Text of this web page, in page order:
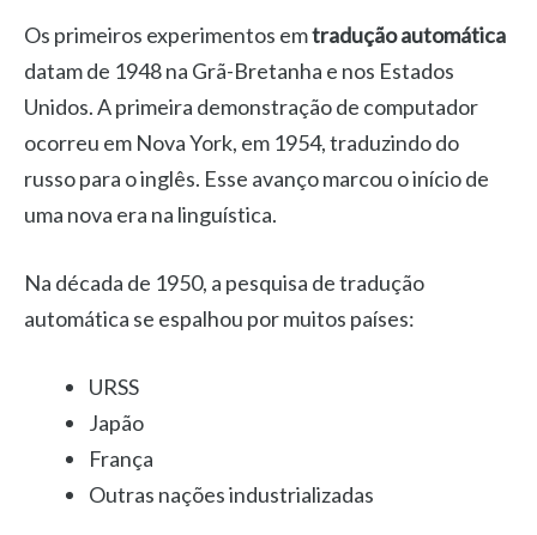
Os primeiros experimentos emtradução automática
datam de 1948 na Grã-Bretanha e nos Estados
Unidos. A primeira demonstração de computador
ocorreu em Nova York, em 1954, traduzindo do
russo para o inglês. Esse avanço marcou o início de
uma nova era na linguística.
Na década de 1950, a pesquisa de tradução
automática se espalhou por muitos países:
URSS
Japão
França
Outras nações industrializadas